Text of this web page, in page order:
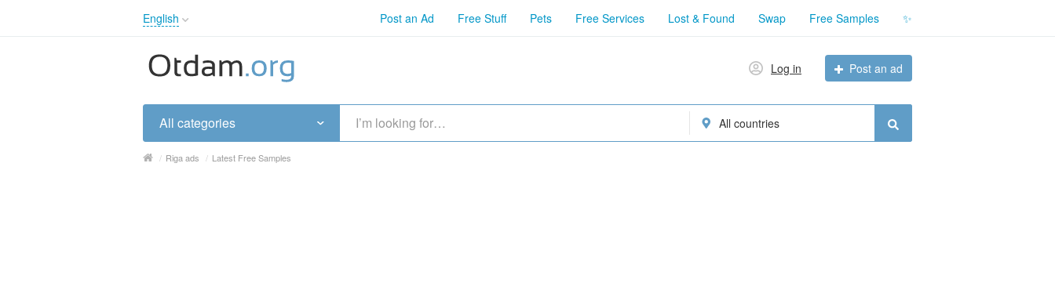
English
English
Русский
Українська
Post an Ad Free Stuff Pets Free Services Lost & Found Swap Free Samples ✨
Log in Post an ad
All categories All countries
/ Riga ads / Latest Free Samples